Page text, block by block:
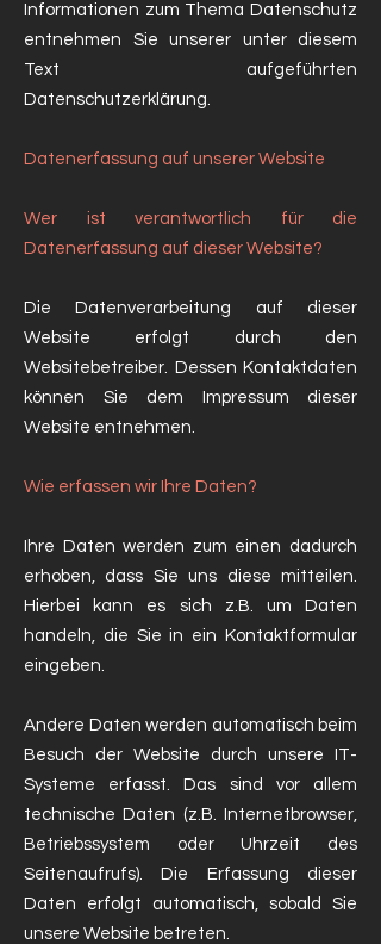
Informationen zum Thema Datenschutz
entnehmen Sie unserer unter diesem
Text aufgeführten
Datenschutzerklärung.
Datenerfassung auf unserer Website
Wer ist verantwortlich für die
Datenerfassung auf dieser Website?
Die Datenverarbeitung auf dieser
Website erfolgt durch den
Websitebetreiber. Dessen Kontaktdaten
können Sie dem Impressum dieser
Website entnehmen.
Wie erfassen wir Ihre Daten?
Ihre Daten werden zum einen dadurch
erhoben, dass Sie uns diese mitteilen.
Hierbei kann es sich z.B. um Daten
handeln, die Sie in ein Kontaktformular
eingeben.
Andere Daten werden automatisch beim
Besuch der Website durch unsere IT-
Systeme erfasst. Das sind vor allem
technische Daten (z.B. Internetbrowser,
Betriebssystem oder Uhrzeit des
Seitenaufrufs). Die Erfassung dieser
Daten erfolgt automatisch, sobald Sie
unsere Website betreten.